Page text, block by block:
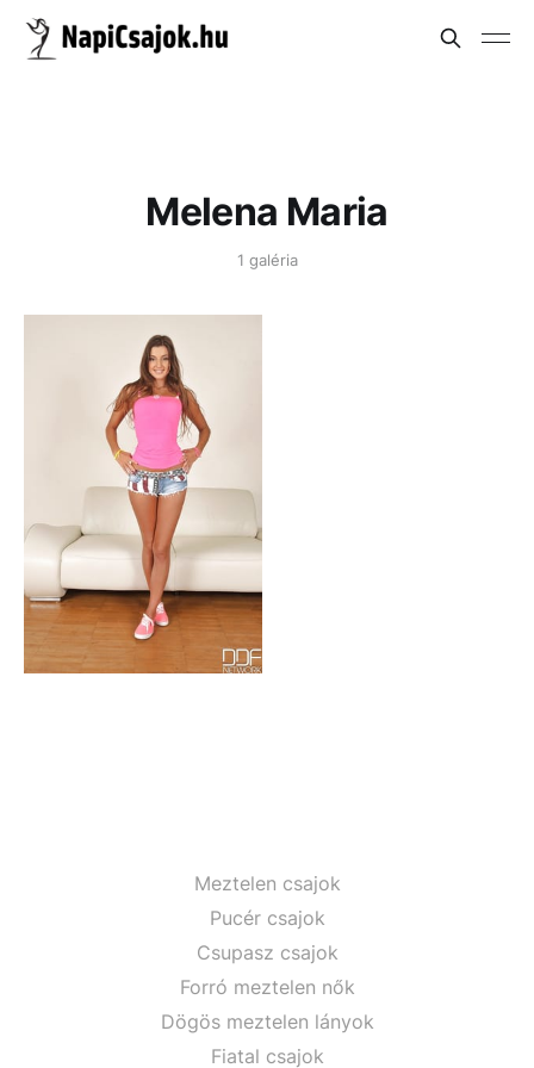
Melena Maria
1 galéria
Meztelen csajok
Pucér csajok
Csupasz csajok
Forró meztelen nők
Dögös meztelen lányok
Fiatal csajok